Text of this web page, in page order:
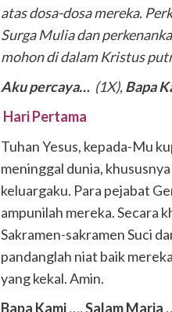
atas dosa-dosa mereka.
Surga Mulia dan
mohon di dalam Kristus
Aku percaya… (1X),Bapa
Hari Pertama
Tuhan Yesus, kepada-Mu
meninggal dunia,
keluargaku. Para pejabat
ampunilah mereka. Secara
Sakramen-sakramen Suci
pandanglah niat baik
yang kekal. Amin.
Bapa Kami …,Salam Maria